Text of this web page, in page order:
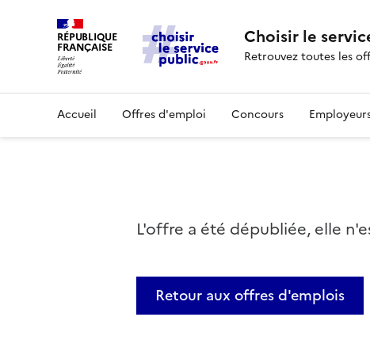
RÉPUBLIQUE
FRANÇAISE Choisir le
Retrouvez toutes les
Accueil Offres d'emploi Concours
L'offre a été dépubliée, elle
Retour aux offres d'emplois